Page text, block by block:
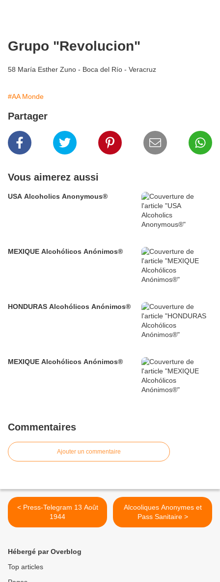
Grupo "Revolucion"
58 María Esther Zuno - Boca del Río - Veracruz
#AA Monde
Partager
Vous aimerez aussi
USA Alcoholics Anonymous®
MEXIQUE Alcohólicos Anónimos®
HONDURAS Alcohólicos Anónimos®
MEXIQUE Alcohólicos Anónimos®
Commentaires
Ajouter un commentaire
< Press-Telegram 13 Août
1944
Alcooliques Anonymes et
Pass Sanitaire >
Hébergé par Overblog
Top articles